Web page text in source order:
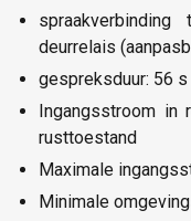
deurrelais
gespreksduur: 56
Ingangsstroom
rusttoestand
Maximale
Minimale